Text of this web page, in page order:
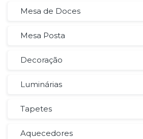
Mesa de Doces
Mesa Posta
Decoração
Luminárias
Tapetes
Aquecedores